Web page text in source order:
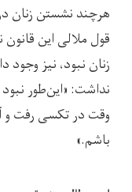
هرچند نشستن زنان
قول ملالی این
زنان نبود، نیز
نداشت: «این‌طور
وقت در تکسی رفت
باشم.»